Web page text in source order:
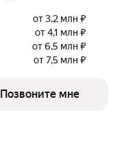
от 3,2 млн ₽
от 4,1 млн ₽
от 6,5 млн ₽
от 7,5 млн ₽
Позвоните мне